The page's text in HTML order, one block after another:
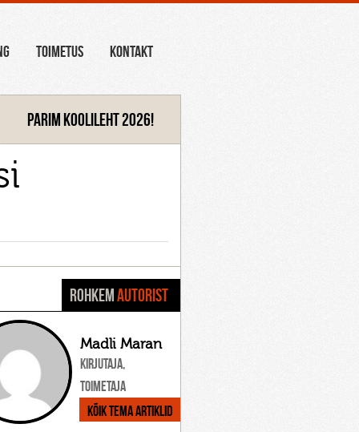
TOIMETUS KONTAKT
Parim koolileht 2026!
ROHKEMAUTORIST
Madli Maran
Kirjutaja,
toimetaja
Kõik tema artiklid